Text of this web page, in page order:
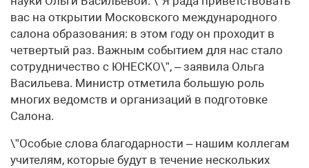
вас на открытии Московского международного
салона образования: в этом году он проходит в
четвертый раз. Важным событием для нас стало
сотрудничество с ЮНЕСКО\”, – заявила Ольга
Васильева. Министр отметила большую роль
многих ведомств и организаций в подготовке
Салона.
\”Особые слова благодарности – нашим коллегам
учителям, которые будут в течение нескольких